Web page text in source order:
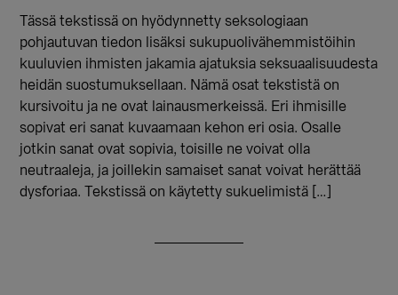
Tässä tekstissä on hyödynnetty seksologiaan
pohjautuvan tiedon lisäksi sukupuolivähemmistöihin
kuuluvien ihmisten jakamia ajatuksia seksuaalisuudesta
heidän suostumuksellaan. Nämä osat tekstistä on
kursivoitu ja ne ovat lainausmerkeissä. Eri ihmisille
sopivat eri sanat kuvaamaan kehon eri osia. Osalle
jotkin sanat ovat sopivia, toisille ne voivat olla
neutraaleja, ja joillekin samaiset sanat voivat herättää
dysforiaa. Tekstissä on käytetty sukuelimistä […]